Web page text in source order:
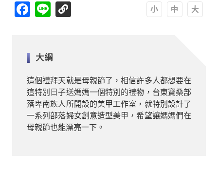
Facebook
Line
大綱
這個禮拜天就是母親節了，相信許多人都想要在
這特別日子送媽媽一個特別的禮物，台東寶桑部
落卑南族人所開設的美甲工作室，就特別設計了
一系列部落婦女創意造型美甲，希望讓媽媽們在
母親節也能漂亮一下。